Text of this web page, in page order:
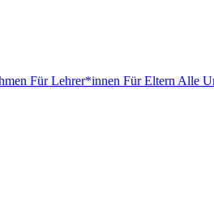
Für Lehrer*innen Für Eltern Alle